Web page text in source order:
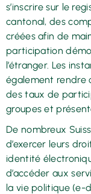
s’inscrire sur le
cantonal, des
créées afin de
participation
l’étranger. Les
également rendre
des taux de
groupes et
De nombreux
d’exercer leurs
identité
d’accéder aux
la vie politique (e-